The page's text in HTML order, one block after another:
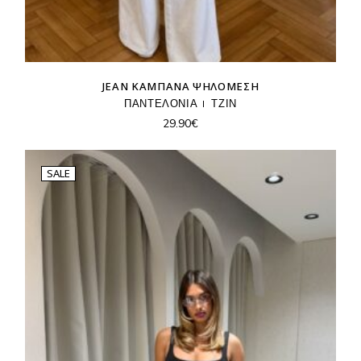
JEAN ΚΑΜΠΆΝΑ ΨΗΛΌΜΕΣΗ
ΠΑΝΤΕΛΟΝΙΑ
ΤΖΙΝ
29.90€
SALE